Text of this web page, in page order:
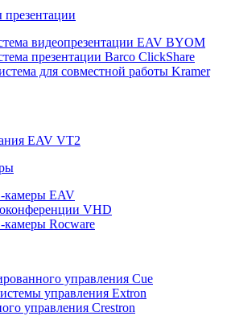
видеопрезентации EAV BYOM
презентации Barco ClickShare
для совместной работы Kramer
EAV VT2
камеры EAV
VHD
Rocware
управления Cue
управления Extron
управления Crestron